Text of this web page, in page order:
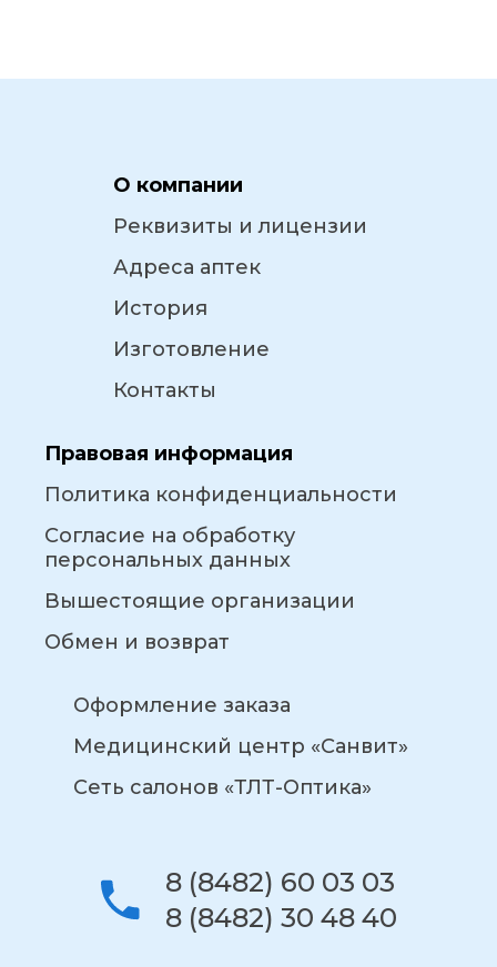
О компании
Реквизиты и лицензии
Адреса аптек
История
Изготовление
Контакты
Правовая информация
Политика конфиденциальности
Согласие на обработку
персональных данных
Вышестоящие организации
Обмен и возврат
Оформление заказа
Медицинский центр «Санвит»
Сеть салонов «ТЛТ-Оптика»
8 (8482) 60 03 03
8 (8482) 30 48 40